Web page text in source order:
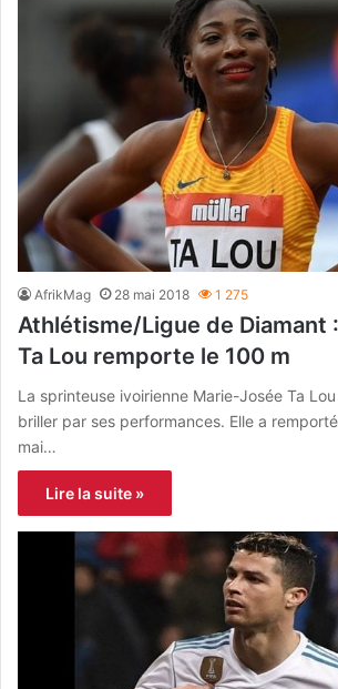
AfrikMag 28 mai 2018 1 275
Athlétisme/Ligue de Diamant
Ta Lou remporte le 100 m
La sprinteuse ivoirienne Marie-Josée Ta
briller par ses performances. Elle a
mai…
Lire la suite »